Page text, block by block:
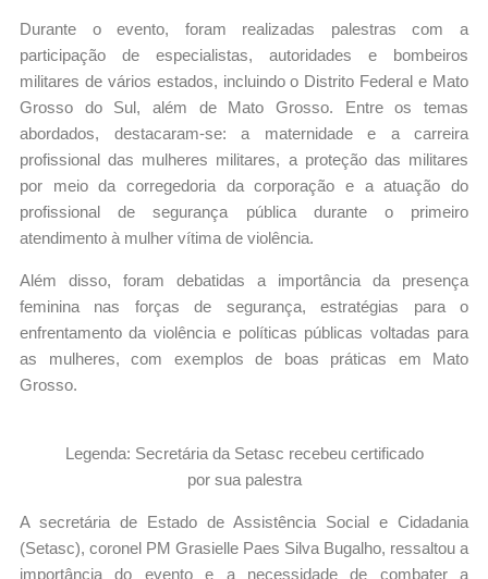
Durante o evento, foram realizadas palestras com a
participação de especialistas, autoridades e bombeiros
militares de vários estados, incluindo o Distrito Federal e Mato
Grosso do Sul, além de Mato Grosso. Entre os temas
abordados, destacaram-se: a maternidade e a carreira
profissional das mulheres militares, a proteção das militares
por meio da corregedoria da corporação e a atuação do
profissional de segurança pública durante o primeiro
atendimento à mulher vítima de violência.
Além disso, foram debatidas a importância da presença
feminina nas forças de segurança, estratégias para o
enfrentamento da violência e políticas públicas voltadas para
as mulheres, com exemplos de boas práticas em Mato
Grosso.
Legenda: Secretária da Setasc recebeu certificado
por sua palestra
A secretária de Estado de Assistência Social e Cidadania
(Setasc), coronel PM Grasielle Paes Silva Bugalho, ressaltou a
importância do evento e a necessidade de combater a